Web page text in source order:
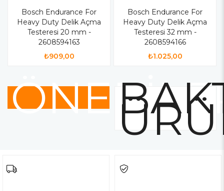
Bosch Endurance For
Heavy Duty Delik Açma
Testeresi 20 mm -
2608594163
₺909,00
Bosch Endurance For
Heavy Duty Delik Açma
Testeresi 32 mm -
2608594166
₺1.025,00